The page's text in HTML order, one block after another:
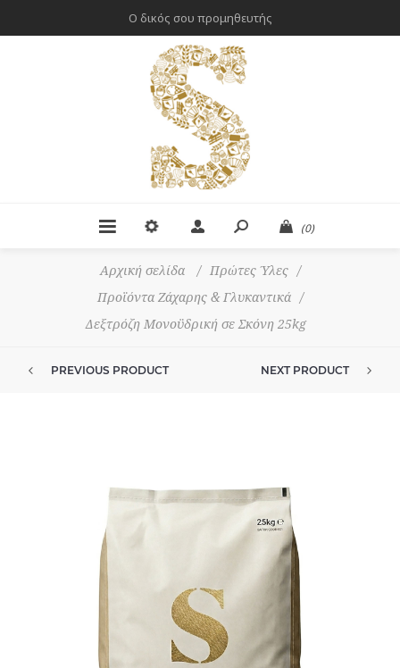
Ο δικός σου προμηθευτής
(0)
Αρχική σελίδα / Πρώτες Ύλες
/
Προϊόντα Ζάχαρης & Γλυκαντικά
/
Δεξτρόζη Μονοϋδρική σε Σκόνη 25kg
PREVIOUS PRODUCT NEXT PRODUCT